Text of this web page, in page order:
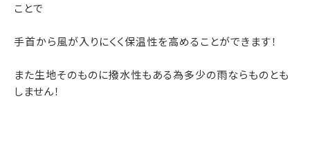
ことで
手首から風が入りにくく保温性を高めることができます！
また生地そのものに撥水性もある為多少の雨ならものとも
しません！